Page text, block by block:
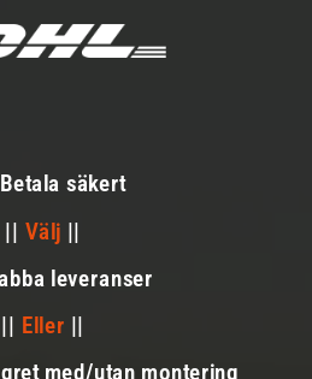
Betala säkert
|| Välj ||
leveranser
|| Eller ||
med/utan montering